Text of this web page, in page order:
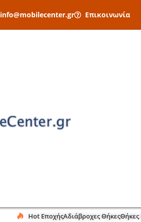
info@mobilecenter.gr Επικοινωνία
Hot ΕποχήςΑδιάβροχες Θήκες